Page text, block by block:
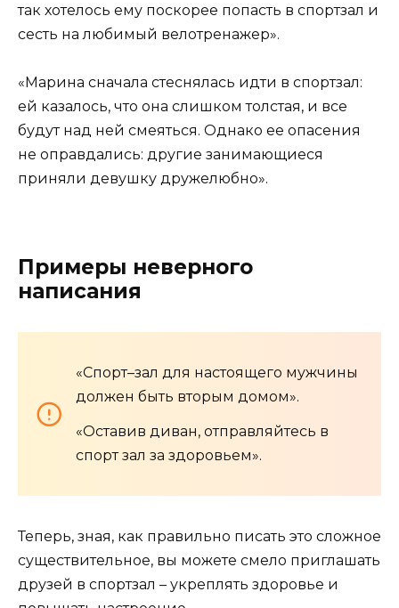
так хотелось ему поскорее попасть в спортзал и
сесть на любимый велотренажер».
«Марина сначала стеснялась идти в спортзал:
ей казалось, что она слишком толстая, и все
будут над ней смеяться. Однако ее опасения
не оправдались: другие занимающиеся
приняли девушку дружелюбно».
Примеры неверного
написания
«Спорт–зал для настоящего мужчины
должен быть вторым домом».
«Оставив диван, отправляйтесь в
спорт зал за здоровьем».
Теперь, зная, как правильно писать это сложное
существительное, вы можете смело приглашать
друзей в спортзал – укреплять здоровье и